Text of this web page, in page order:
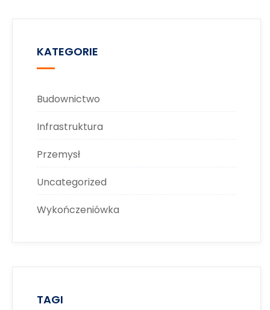
KATEGORIE
Budownictwo
Infrastruktura
Przemysł
Uncategorized
Wykończeniówka
TAGI